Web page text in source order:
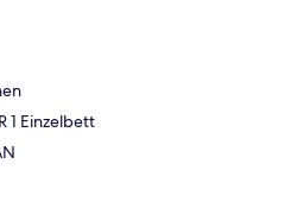
1 Einzelbett